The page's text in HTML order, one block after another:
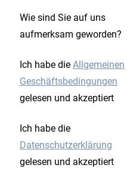
Wie sind Sie auf uns
aufmerksam geworden?
Ich habe die Allgemeinen
Geschäftsbedingungen
gelesen und akzeptiert
Ich habe die
Datenschutzerklärung
gelesen und akzeptiert